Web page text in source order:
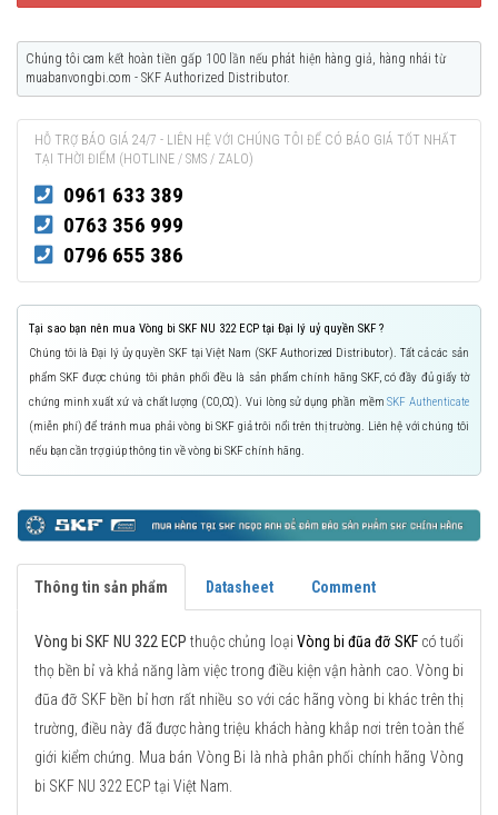
Chúng tôi cam kết hoàn tiền gấp 100 lần nếu phát hiện hàng giả, hàng nhái từ
muabanvongbi.com - SKF Authorized Distributor.
HỖ TRỢ BÁO GIÁ 24/7 - LIÊN HỆ VỚI CHÚNG TÔI ĐỂ CÓ BÁO GIÁ TỐT NHẤT
TẠI THỜI ĐIỂM (HOTLINE / SMS / ZALO)
0961 633 389
0763 356 999
0796 655 386
Tại sao bạn nên mua Vòng bi SKF NU 322 ECP tại Đại lý uỷ quyền SKF ?
Chúng tôi là Đại lý ủy quyền SKF tại Việt Nam (SKF Authorized Distributor). Tất cả các sản
phẩm SKF được chúng tôi phân phối đều là sản phẩm chính hãng SKF, có đầy đủ giấy tờ
chứng minh xuất xứ và chất lượng (CO,CQ). Vui lòng sử dụng phần mềmSKF Authenticate
(miễn phí) để tránh mua phải vòng bi SKF giả trôi nổi trên thị trường. Liên hệ với chúng tôi
nếu bạn cần trợ giúp thông tin về vòng bi SKF chính hãng.
Thông tin sản phẩm Datasheet Comment
Vòng bi SKF NU 322 ECP thuộc chủng loại Vòng bi đũa đỡ SKFcó tuổi
thọ bền bỉ và khả năng làm việc trong điều kiện vận hành cao. Vòng bi
đũa đỡ SKF bền bỉ hơn rất nhiều so với các hãng vòng bi khác trên thị
trường, điều này đã được hàng triệu khách hàng khắp nơi trên toàn thế
giới kiểm chứng. Mua bán Vòng Bi là nhà phân phối chính hãng Vòng
bi SKF NU 322 ECP tại Việt Nam.